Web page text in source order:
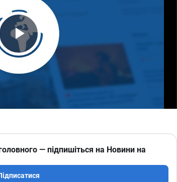
Play Video
— підпишіться на Новини на